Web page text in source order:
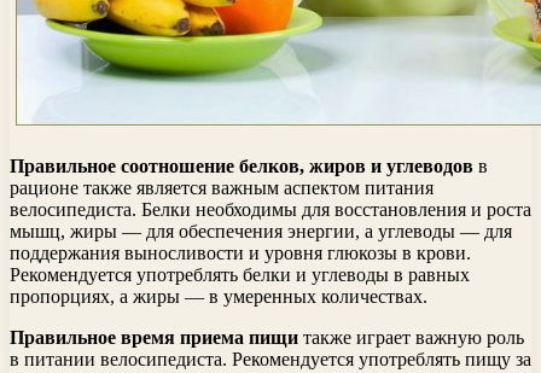
Правильное соотношение белков, жиров и углеводов в
рационе также является важным аспектом питания
велосипедиста. Белки необходимы для восстановления и роста
мышц, жиры — для обеспечения энергии, а углеводы — для
поддержания выносливости и уровня глюкозы в крови.
Рекомендуется употреблять белки и углеводы в равных
пропорциях, а жиры — в умеренных количествах.
Правильное время приема пищи также играет важную роль
в питании велосипедиста. Рекомендуется употреблять пищу за